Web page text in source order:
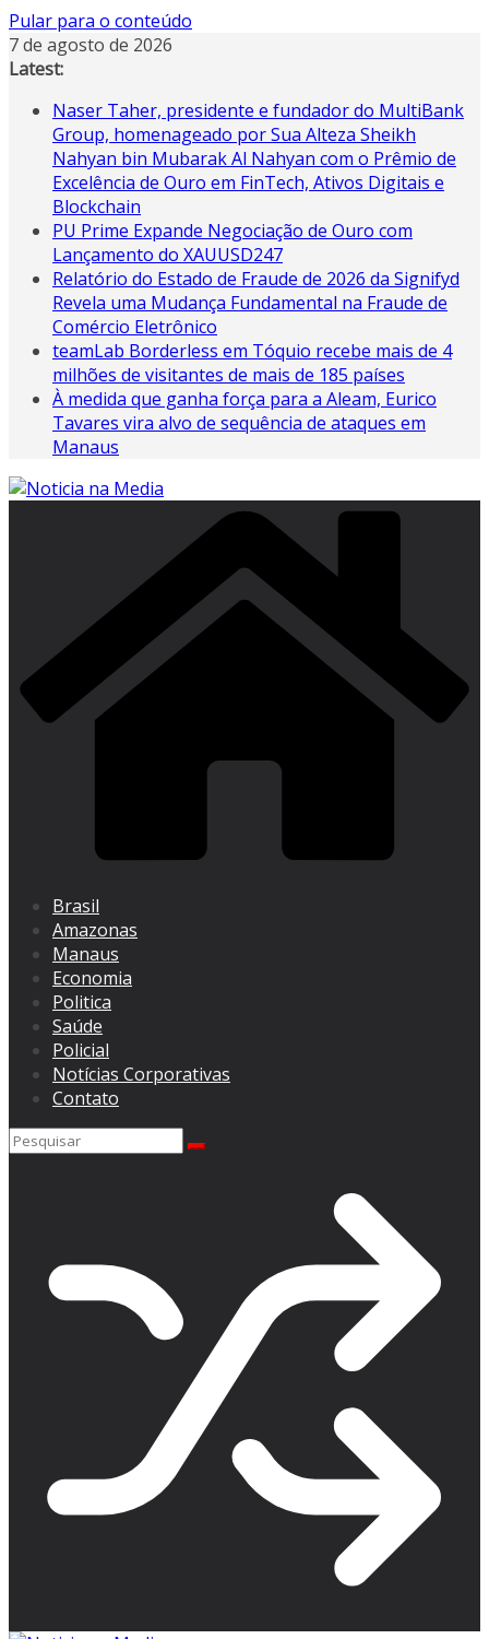
Pular para o conteúdo
7 de agosto de 2026
Latest:
Naser Taher, presidente e fundador do MultiBank
Group, homenageado por Sua Alteza Sheikh
Nahyan bin Mubarak Al Nahyan com o Prêmio de
Excelência de Ouro em FinTech, Ativos Digitais e
Blockchain
PU Prime Expande Negociação de Ouro com
Lançamento do XAUUSD247
Relatório do Estado de Fraude de 2026 da Signifyd
Revela uma Mudança Fundamental na Fraude de
Comércio Eletrônico
teamLab Borderless em Tóquio recebe mais de 4
milhões de visitantes de mais de 185 países
À medida que ganha força para a Aleam, Eurico
Tavares vira alvo de sequência de ataques em
Manaus
Brasil
Amazonas
Manaus
Economia
Politica
Saúde
Policial
Notícias Corporativas
Contato